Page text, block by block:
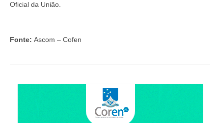
Eleições Triênio 2027-2029
Editais e licitação
Oficial da União.
Fonte: Ascom – Cofen